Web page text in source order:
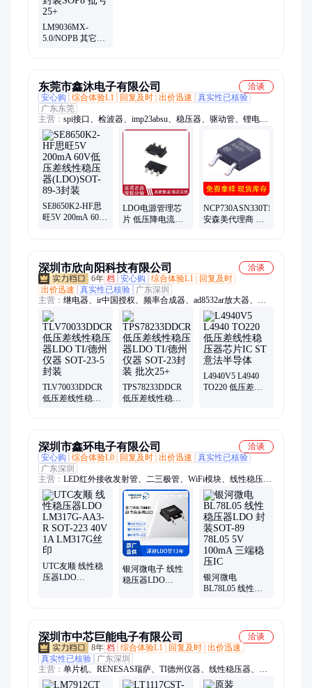
LM9036MX-
5.0/NOPB 其它线
东莞市鑫沐电子有限公司
洽谈
安心购
综合体验L1 回复及时 出价迅速
真实性已核验
广东东莞
主营： spi接口、检波器、imp23absu、稳压器、驱动管、锂电
池、电池组、放大器、传感器、调制器、调节器、升压器、
tlsr9516a、控制器、反相器、rt8753bfe、收发器、处理器、滤波
器、换芯片、gt4427dtr、锂离子、转换器、单片机、bm8563esa
SE8650K2-HF思
旺5V 200mA 60V
LDO电源管理芯
片 低压降电流线
NCP730ASN330T1G
安森美代理商 低
深圳市欣向阳科技有限公司
洽谈
6年 档 安心购 综合体验L1
回复及时
出价迅速
真实性已核验
广东深圳
主营： 继电器、ir中国授权、频率合成器、ad8532ar放大器、
ad828arz放大器、ad829jrz放大器、ad818arz放大器、ad8031arz放
大器、ad8058arz放大器、ad8532arz放大器、ad8001arz放大器、
ad8307arz放大器、ad8651armz放大器、ad8099ardz放大器、
ad8534aruz放大器、ad706jr通用运放、op42gsz精密运放、
op90gpz通用运放、ad8417brmz放大器、op07csz精密运放、
ad712jrz精密运放、hmc326ms8ge放大器、op490gsz通用运放、
op162gsz精密运放、ad848jrz通用运放
TLV70033DDCR
低压差线性稳压
TPS78233DDCR
低压差线性稳压
L4940V5 L4940
TO220 低压差线
深圳市鑫环电子有限公司
洽谈
安心购
综合体验L0 回复及时 出价迅速
真实性已核验
广东深圳
主营： LED红外接收发射管、二三极管、WiFi模块、线性稳压器
LDO、4G模块、MOS管、无线模块、发光二极管、海思芯片、
瑞煜芯片、贴片二极管、贴片三极管、肖特基二极管、场效应
管、rtl8188、rtl8189、4g cat4、蓝牙模块、物联网模块、nb模
块、低功耗芯片模块、4g通信模块、二极管、三极管、碳化硅
mos管、碳化硅sic
UTC友顺 线性稳
压器LDO
银河微电子 线性
稳压器LDO
银河微电
BL78L05 线性稳
深圳市中芯巨能电子有限公司
洽谈
8年 档 综合体验L1 回复及时 出价迅速
真实性已核验
广东深圳
主营： 单片机、RENESAS瑞萨、TI德州仪器、线性稳压器、
ADI亚德诺、国产芯片替代、XILINX/赛灵思、可编程逻辑器